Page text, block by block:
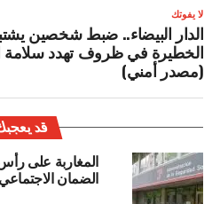
لا يفوتك
الدار البيضاء.. ضبط شخصين
الخطيرة في ظروف تهدد سلامة
(مصدر أمني)
قد
المغاربة على
الضمان الاجتماعي